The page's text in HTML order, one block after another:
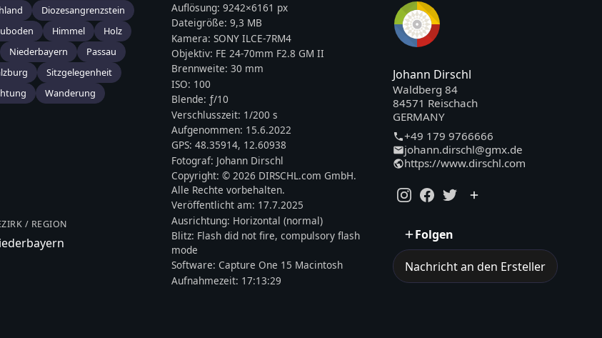
Diozesangrenzstein
Himmel
Holz
Niederbayern
Passau
Sitzgelegenheit
Wanderung
/ REGION
Auflösung:9242×6161 px
Dateigröße:9,3 MB
Kamera:SONY ILCE-7RM4
Objektiv: FE 24-70mm F2.8 GM II
Brennweite:30 mm
ISO: 100
Blende: ƒ/10
Verschlusszeit: 1/200 s
Aufgenommen: 15.6.2022
GPS:48.35914, 12.60938
Fotograf: Johann Dirschl
Copyright:© 2026 DIRSCHL.com GmbH.
Alle Rechte vorbehalten.
Veröffentlicht am: 17.7.2025
Ausrichtung: Horizontal (normal)
Blitz: Flash did not fire, compulsory flash
mode
Software:Capture One 15 Macintosh
Aufnahmezeit: 17:13:29
Johann Dirschl
Waldberg 84
84571 Reischach
GERMANY
+49 179 9766666
johann.dirschl@gmx.de
https://www.dirschl.com
Folgen
Nachricht an den Ersteller